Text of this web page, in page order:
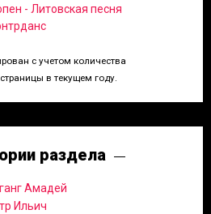
- Литовская песня
с учетом количества
в текущем году.
раздела
Амадей
Ильич